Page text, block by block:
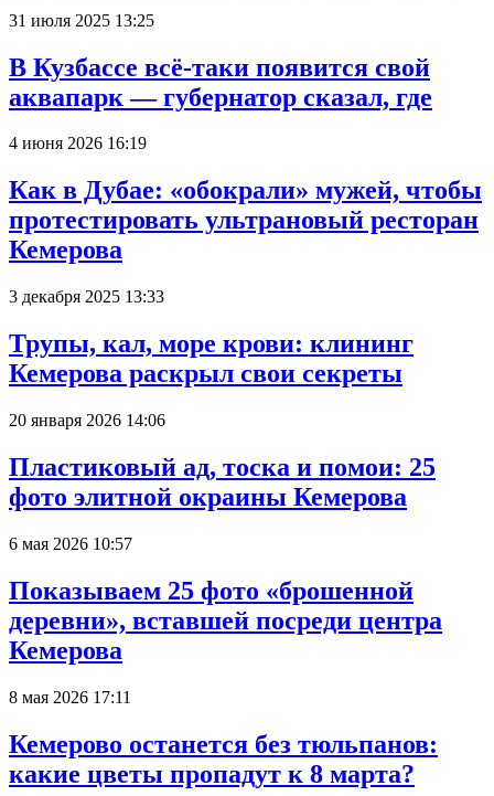
31 июля 2025 13:25
В Кузбассе всё-таки появится свой
аквапарк — губернатор сказал, где
4 июня 2026 16:19
Как в Дубае: «обокрали» мужей, чтобы
протестировать ультрановый ресторан
Кемерова
3 декабря 2025 13:33
Трупы, кал, море крови: клининг
Кемерова раскрыл свои секреты
20 января 2026 14:06
Пластиковый ад, тоска и помои: 25
фото элитной окраины Кемерова
6 мая 2026 10:57
Показываем 25 фото «брошенной
деревни», вставшей посреди центра
Кемерова
8 мая 2026 17:11
Кемерово останется без тюльпанов:
какие цветы пропадут к 8 марта?